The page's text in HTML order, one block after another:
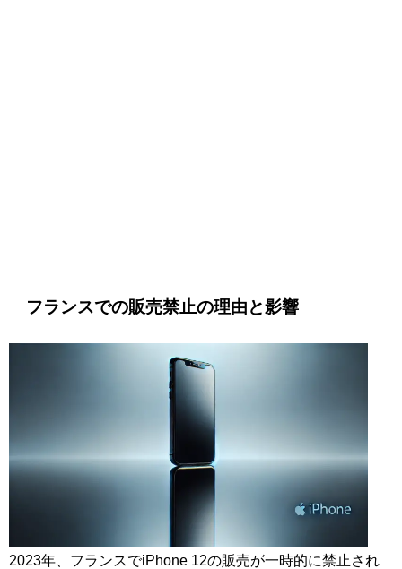
フランスでの販売禁止の理由と影響
2023年、フランスでiPhone 12の販売が一時的に禁止され